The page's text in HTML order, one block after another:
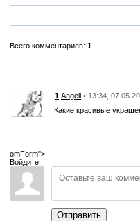
Всего комментариев: 1
1 Angell • 13:34,
Какие красивые
omForm">
Войдите:
Отправить